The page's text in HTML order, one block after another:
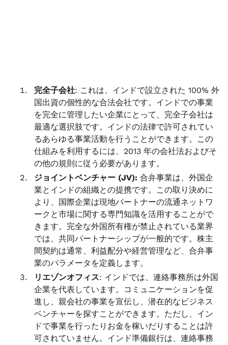
完全子会社: これは、インドで設立された 100% 外
国出資の個性的な合法会社です。インドでの事業
を完全に管理したい企業にとって、完全子会社は
最適な選択肢です。インドの法律で許可されてい
るあらゆる事業活動を行うことができます。この
仕組みを利用するには、2013 年の会社法およびそ
の他の規則に従う必要があります。
ジョイントベンチャー (JV): 合弁事業は、外国企
業とインドの組織との提携です。この取り決めに
より、国際企業は現地パートナーの流通ネットワ
ークと市場に関する専門知識を活用することがで
きます。完全な外国所有権が禁止されている業界
では、共同パートナーシップが一般的です。株主
間契約は通常、利益配分や経営管理など、合弁事
業のパラメータを定義します。
リエゾンオフィス: インドでは、連絡事務所は外国
企業を代表しています。コミュニケーションを促
進し、親会社の事業を宣伝し、潜在的なビジネス
ベンチャーを探すことができます。ただし、イン
ドで事業を行ったりお金を稼いだりすることは許
可されていません。インド準備銀行は、連絡事務